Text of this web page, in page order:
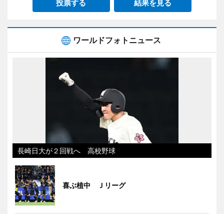
投票する 結果を見る
ワールドフォトニュース
長崎日大が２回戦へ 高校野球
喜ぶ植中 Ｊリーグ